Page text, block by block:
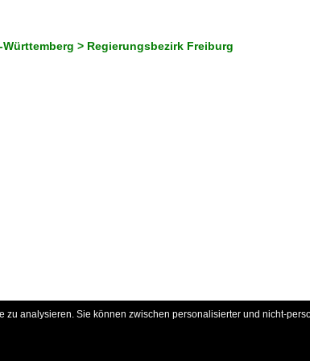
> Regierungsbezirk Freiburg
analysieren. Sie können zwischen personalisierter und nicht-